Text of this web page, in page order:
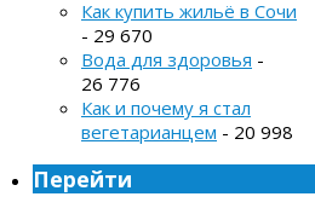
Как купить жильё в Сочи
- 29 670
Вода для здоровья -
26 776
Как и почему я стал
вегетарианцем - 20 998
Перейти